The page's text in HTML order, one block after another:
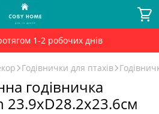
1-2 робочих днів
Годівнички для птахів
годівничка
23.9xD28.2x23.6см